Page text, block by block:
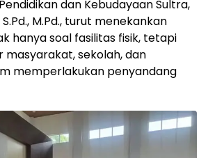
dan Kebudayaan Sultra,
M.Pd., turut menekankan
hanya soal fasilitas fisik, tetapi
masyarakat, sekolah, dan
memperlakukan penyandang